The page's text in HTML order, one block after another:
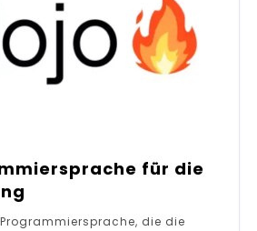
für die
die die